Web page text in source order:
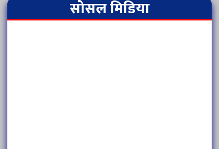
सोसल मिडिया